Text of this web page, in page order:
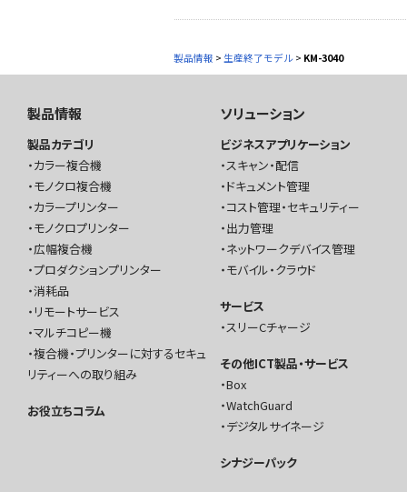
製品情報 > 生産終了モデル > KM-3040
製品情報
製品カテゴリ
カラー複合機
モノクロ複合機
カラープリンター
モノクロプリンター
広幅複合機
プロダクションプリンター
消耗品
リモートサービス
マルチコピー機
複合機・プリンターに対するセキュ
リティーへの取り組み
お役立ちコラム
ソリューション
ビジネスアプリケーション
スキャン・配信
ドキュメント管理
コスト管理・セキュリティー
出力管理
ネットワークデバイス管理
モバイル・クラウド
サービス
スリーCチャージ
その他ICT製品・サービス
Box
WatchGuard
デジタルサイネージ
シナジーパック